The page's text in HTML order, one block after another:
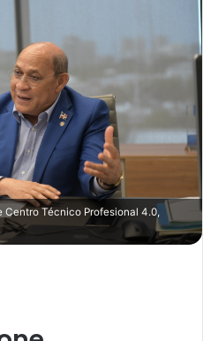
Centro Técnico Profesional 4.0,